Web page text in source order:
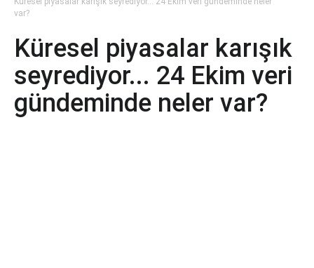
var?
Küresel piyasalar karışık
seyrediyor... 24 Ekim veri
gündeminde neler var?